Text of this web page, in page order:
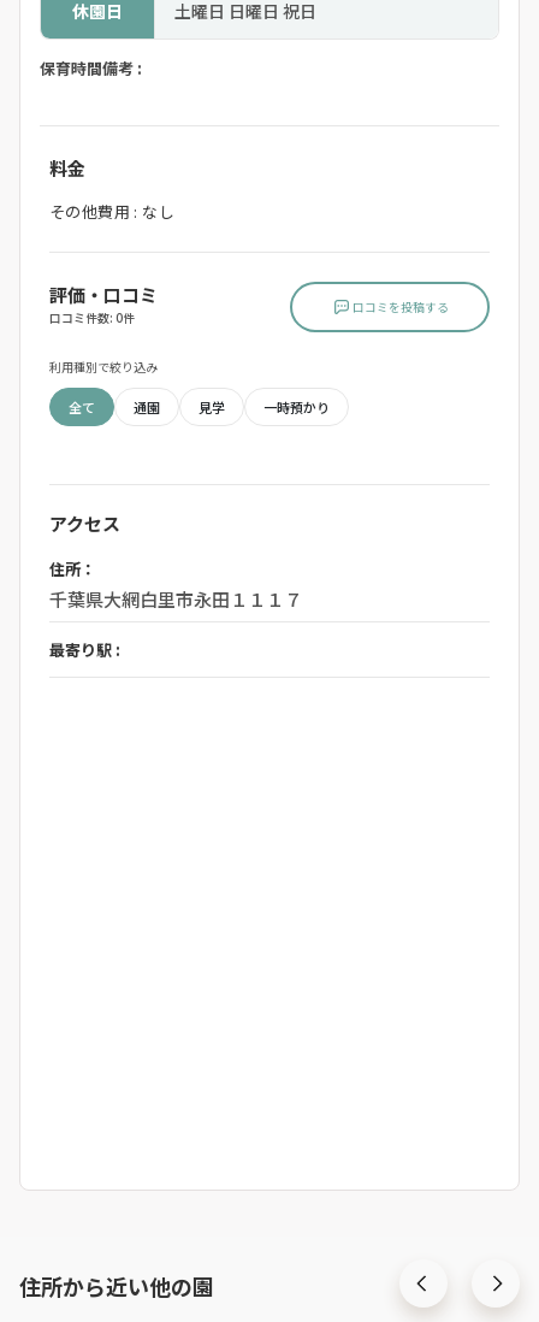
休園日 土曜日 日曜日 祝日
保育時間備考 :
料金
その他費用 : なし
評価・口コミ
口コミ件数: 0件
口コミを投稿する
利用種別で絞り込み
全て 通園 見学 一時預かり
アクセス
住所：
千葉県大網白里市永田１１１７
最寄り駅 :
住所から近い他の園